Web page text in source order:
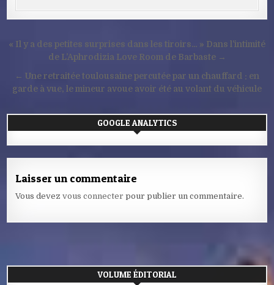
Navigation
l’article
« Il y a des petites surprises dans les tiroirs… » Dans l’intimité
de L’Aphrodizia Love Room de Barbaste →
← Une retraitée toulousaine percutée par un chauffard : en
garde à vue, le mineur avoue avoir été au volant du véhicule
GOOGLE ANALYTICS
Laisser un commentaire
Vous devezvous connecter pour publier un commentaire.
VOLUME ÉDITORIAL